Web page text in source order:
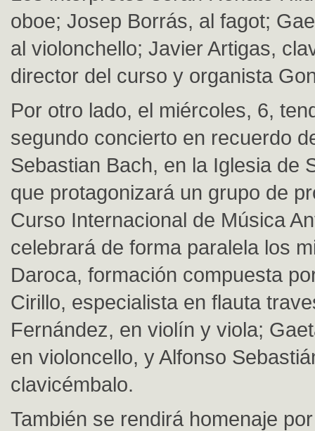
oboe; Josep Borrás, al fagot;
al violonchello; Javier Artigas,
director del curso y organista
Por otro lado, el miércoles, 6,
segundo concierto en recuerdo
Sebastian Bach, en la Iglesia de
que protagonizará un grupo de
Curso Internacional de Música
celebrará de forma paralela los
Daroca, formación compuesta
Cirillo, especialista en flauta
Fernández, en violín y viola;
en violoncello, y Alfonso
clavicémbalo.
También se rendirá homenaje